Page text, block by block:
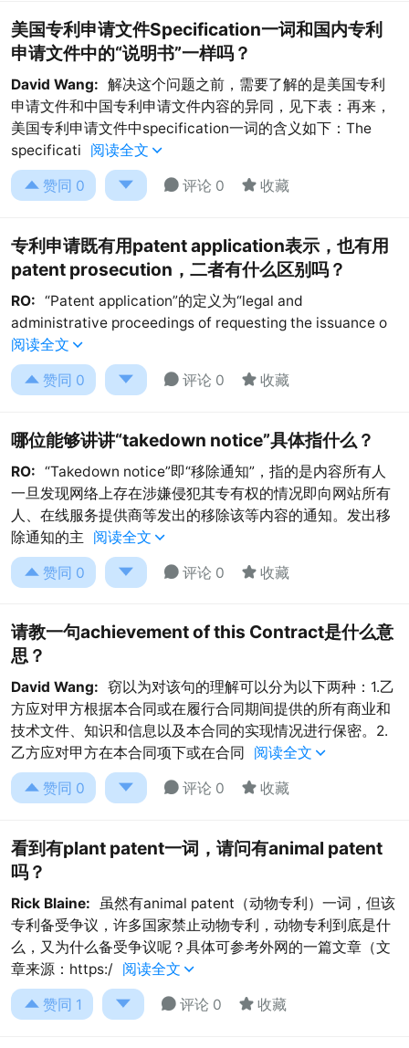
美国专利申请文件Specification一词和国内专利
申请文件中的“说明书”一样吗？
David Wang: 解决这个问题之前，需要了解的是美国专利
申请文件和中国专利申请文件内容的异同，见下表：再来，
美国专利申请文件中specification一词的含义如下：The
specificati
阅读全文 
 赞同 0   评论 0  收藏
专利申请既有用patent application表示，也有用
patent prosecution，二者有什么区别吗？
RO: “Patent application”的定义为“legal and
administrative proceedings of requesting the issuance o
阅读全文 
 赞同 0   评论 0  收藏
哪位能够讲讲“takedown notice”具体指什么？
RO: “Takedown notice”即“移除通知”，指的是内容所有人
一旦发现网络上存在涉嫌侵犯其专有权的情况即向网站所有
人、在线服务提供商等发出的移除该等内容的通知。发出移
除通知的主
阅读全文 
 赞同 0   评论 0  收藏
请教一句achievement of this Contract是什么意
思？
David Wang: 窃以为对该句的理解可以分为以下两种：1.乙
方应对甲方根据本合同或在履行合同期间提供的所有商业和
技术文件、知识和信息以及本合同的实现情况进行保密。2.
乙方应对甲方在本合同项下或在合同
阅读全文 
 赞同 0   评论 0  收藏
看到有plant patent一词，请问有animal patent
吗？
Rick Blaine: 虽然有animal patent（动物专利）一词，但该
专利备受争议，许多国家禁止动物专利，动物专利到底是什
么，又为什么备受争议呢？具体可参考外网的一篇文章（文
章来源：https:/
阅读全文 
 赞同 1   评论 0  收藏